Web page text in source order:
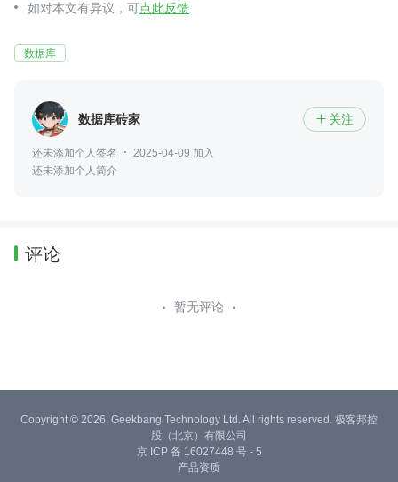
如对本文有异议，可点此反馈
数据库
数据库砖家  关注
还未添加个人签名
2025-04-09 加入
还未添加个人简介
评论
暂无评论
Copyright © 2026, Geekbang Technology Ltd. All rights reserved. 极客邦控
股（北京）有限公司
京 ICP 备 16027448 号 - 5
产品资质